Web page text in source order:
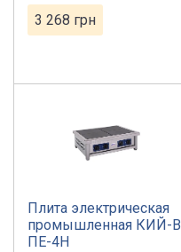
3 268 грн
Плита электрическая
промышленная КИЙ-В
ПЕ-4Н